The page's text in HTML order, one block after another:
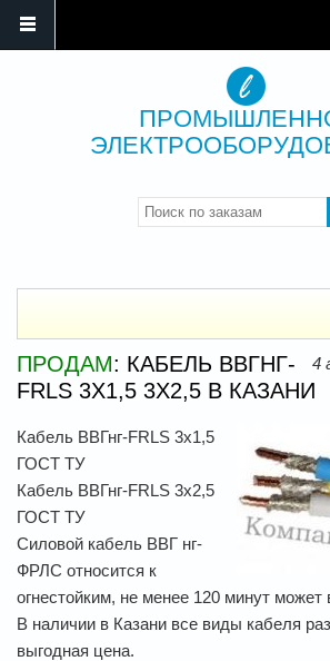
Введите ключевые слова
4
ПРОДАМ: КАБЕЛЬ ВВГНГ-
FRLS 3Х1,5 3Х2,5 В КАЗАНИ
Кабель ВВГнг-FRLS 3х1,5
ГОСТ ТУ
Кабель ВВГнг-FRLS 3х2,5
ГОСТ ТУ
Силовой кабель ВВГ нг-
ФРЛС относится к
огнестойким, не менее 120 минут может
В наличии в Казани все виды кабеля
выгодная цена.